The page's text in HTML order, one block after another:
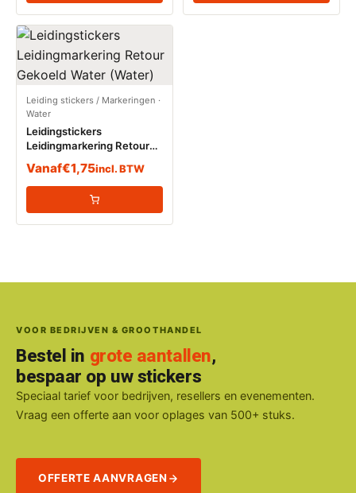
Leiding stickers / Markeringen ·
Water
Leidingstickers
Leidingmarkering Retour
Vanaf€1,75incl. BTW
VOOR BEDRIJVEN & GROOTHANDEL
Bestel in grote aantallen,
bespaar op uw stickers
Speciaal tarief voor bedrijven, resellers en evenementen.
Vraag een offerte aan voor oplages van 500+ stuks.
OFFERTE AANVRAGEN